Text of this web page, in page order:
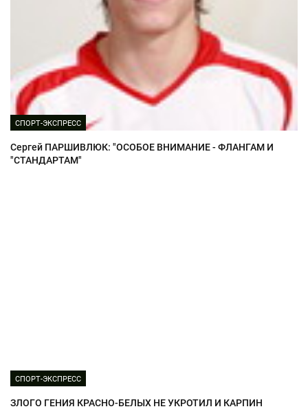
СПОРТ-ЭКСПРЕСС
Сергей ПАРШИВЛЮК: "ОСОБОЕ ВНИМАНИЕ - ФЛАНГАМ И
"СТАНДАРТАМ"
СПОРТ-ЭКСПРЕСС
ЗЛОГО ГЕНИЯ КРАСНО-БЕЛЫХ НЕ УКРОТИЛ И КАРПИН